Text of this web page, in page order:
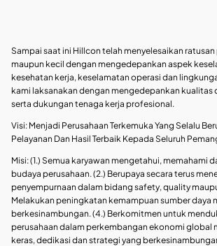
Sampai saat ini Hillcon telah menyelesaikan
maupun kecil dengan mengedepankan aspek
kesehatan kerja, keselamatan operasi dan
kami laksanakan dengan mengedepankan kualitas
serta dukungan tenaga kerja profesional.
Visi: Menjadi Perusahaan Terkemuka Yang Selalu
Pelayanan Dan Hasil Terbaik Kepada Seluruh
Misi: (1.) Semua karyawan mengetahui, memahami
budaya perusahaan. (2.) Berupaya secara terus
penyempurnaan dalam bidang safety, quality
Melakukan peningkatan kemampuan sumber daya
berkesinambungan. (4.) Berkomitmen untuk
perusahaan dalam perkembangan ekonomi global
keras, dedikasi dan strategi yang